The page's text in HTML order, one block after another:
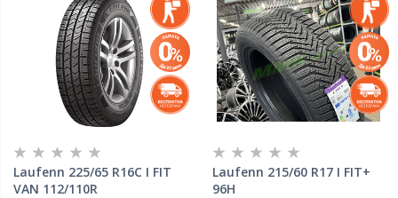
Laufenn 225/65 R16C I FIT
VAN 112/110R
Laufenn 215/60 R17 I FIT+
96H